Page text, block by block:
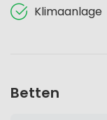
Klimaanlage
Betten